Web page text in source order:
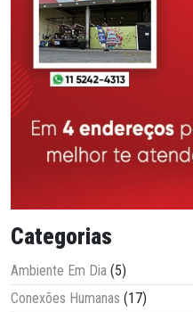
Categorias
Ambiente Em Dia (5)
Conexões Humanas (17)